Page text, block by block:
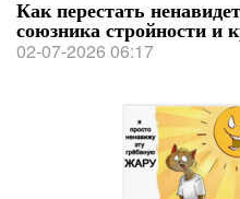
Как перестать
союзника стройности и
02-07-2026 06:17